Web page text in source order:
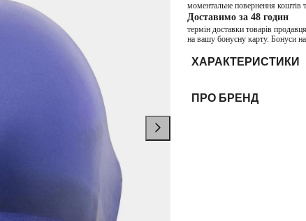
моментальне повернення коштів
Доставимо за 48 годин
термін доставки товарів
на вашу бонусну карту. Бонуси
ХАРАКТЕРИСТИКИ
ПРО БРЕНД